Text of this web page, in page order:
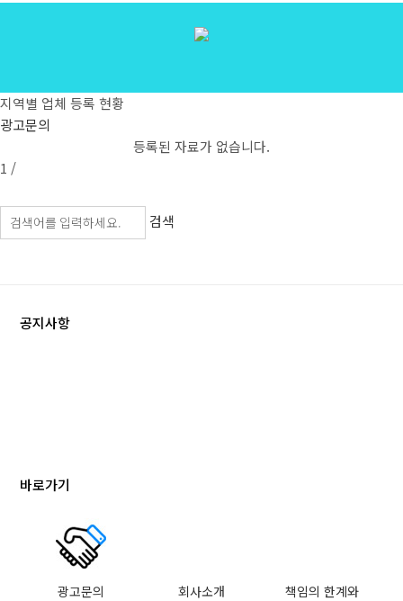
지역별 업체 등록 현황
광고문의
등록된 자료가 없습니다.
1 /
검색
공지사항
바로가기
광고문의 회사소개
책임의 한계와